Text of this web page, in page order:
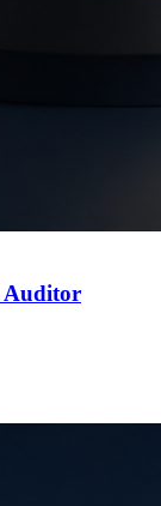
Auditor